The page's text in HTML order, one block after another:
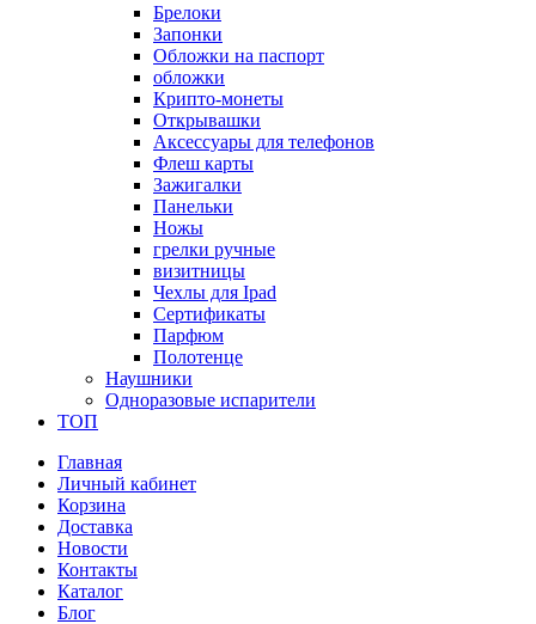
Брелоки
Запонки
Обложки на паспорт
обложки
Крипто-монеты
Открывашки
Аксессуары для телефонов
Флеш карты
Зажигалки
Панельки
Ножы
грелки ручные
визитницы
Чехлы для Ipad
Сертификаты
Парфюм
Полотенце
Наушники
Одноразовые испарители
ТОП
Главная
Личный кабинет
Корзина
Доставка
Новости
Контакты
Каталог
Блог